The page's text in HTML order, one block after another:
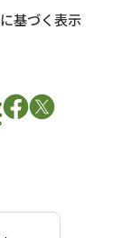
基づく表示